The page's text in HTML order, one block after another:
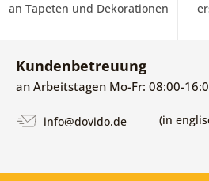
an Tapeten und Dekorationen
Kundenbetreuung
an Arbeitstagen Mo-Fr: 08:00-
info@dovido.de (in